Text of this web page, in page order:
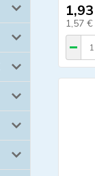
1,57 €